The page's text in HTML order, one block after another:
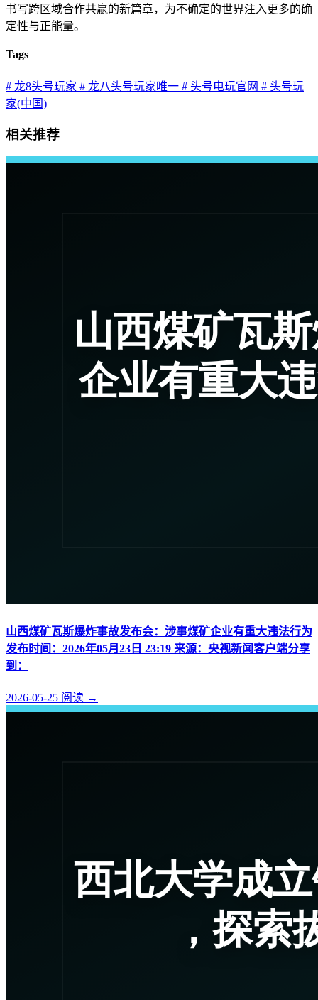
书写跨区域合作共赢的新篇章，为不确定的世界注入更多的确
定性与正能量。
Tags
# 龙8头号玩家 # 龙八头号玩家唯一 # 头号电玩官网 # 头号玩
家(中国)
相关推荐
山西煤矿瓦斯爆炸事故发布会：涉事煤矿企业有重大违法行为
发布时间：2026年05月23日 23:19 来源：央视新闻客户端分享
到：
2026-05-25 阅读 →